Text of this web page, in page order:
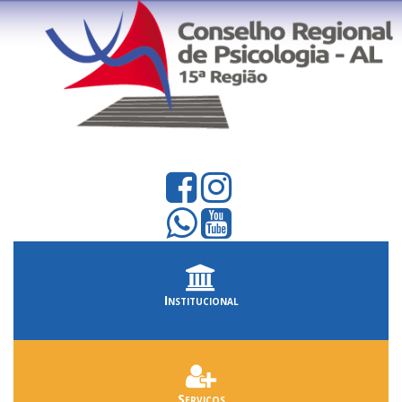
Institucional